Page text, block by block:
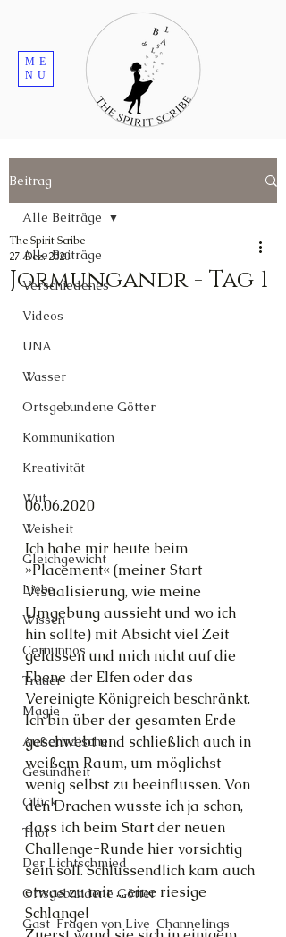
ME
NU
Beitrag
Alle Beiträge
Verschiedenes
Videos
UNA
Wasser
Ortsgebundene Götter
Kommunikation
Kreativität
Wut
Weisheit
Gleichgewicht
Liebe
Wissen
Cernunnos
Trauer
Magie
Außerirdische
Gesundheit
Glück
Thot
Der Lichtschmied
Ortsgebundene Götter
Gast-Fragen von Live-Channelings
Alle Beiträge
Jormungandr - Tag 1
The Spirit Scribe
27. Dez. 2020
06.06.2020
Ich habe mir heute beim
»Placement« (meiner Start-
Visualisierung, wie meine
Umgebung aussieht und wo ich
hin sollte) mit Absicht viel Zeit
gelassen und mich nicht auf die
Ebene der Elfen oder das
Vereinigte Königreich beschränkt.
Ich bin über der gesamten Erde
geschwebt und schließlich auch in
weißem Raum, um möglichst
wenig selbst zu beeinflussen. Von
den Drachen wusste ich ja schon,
dass ich beim Start der neuen
Challenge-Runde hier vorsichtig
sein soll. Schlussendlich kam auch
etwas zu mir ... eine riesige
Schlange!